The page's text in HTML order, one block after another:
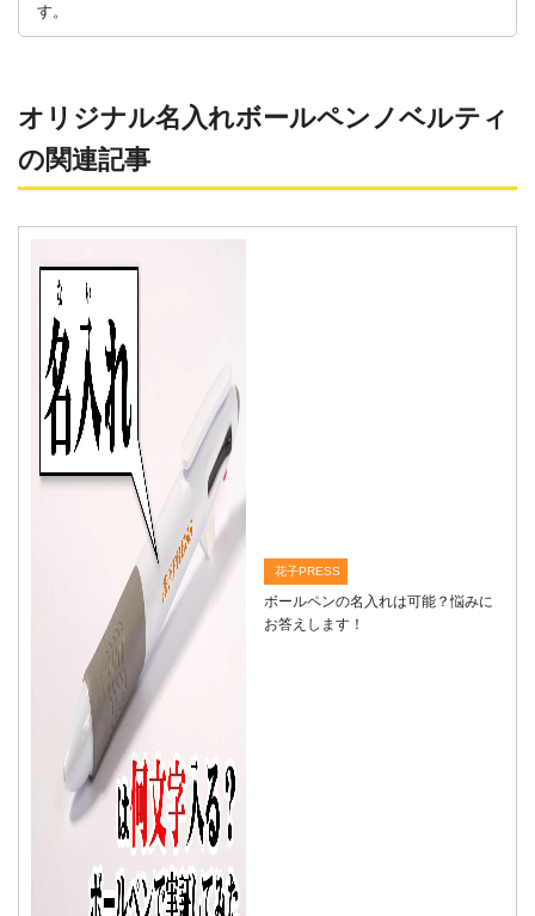
す。
オリジナル名入れボールペンノベルティ
の関連記事
花子PRESS
ボールペンの名入れは可能？悩みに
お答えします！